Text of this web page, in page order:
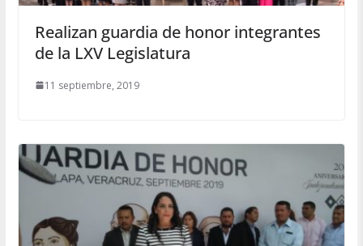
Realizan guardia de honor integrantes
de la LXV Legislatura
11 septiembre, 2019